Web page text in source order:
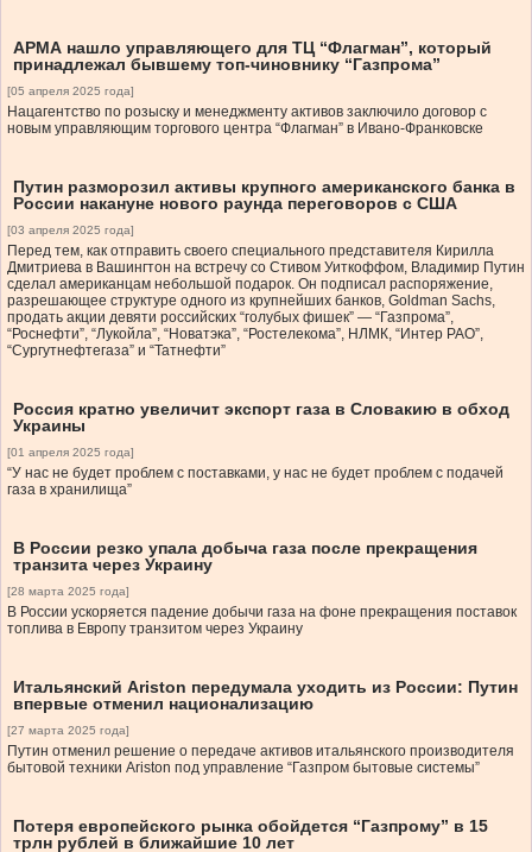
АРМА нашло управляющего для ТЦ “Флагман”, который
принадлежал бывшему топ-чиновнику “Газпрома”
[05 апреля 2025 года]
Нацагентство по розыску и менеджменту активов заключило договор с
новым управляющим торгового центра “Флагман” в Ивано-Франковске
Путин разморозил активы крупного американского банка в
России накануне нового раунда переговоров с США
[03 апреля 2025 года]
Перед тем, как отправить своего специального представителя Кирилла
Дмитриева в Вашингтон на встречу со Стивом Уиткоффом, Владимир Путин
сделал американцам небольшой подарок. Он подписал распоряжение,
разрешающее структуре одного из крупнейших банков, Goldman Sachs,
продать акции девяти российских “голубых фишек” — “Газпрома”,
“Роснефти”, “Лукойла”, “Новатэка”, “Ростелекома”, НЛМК, “Интер РАО”,
“Сургутнефтегаза” и “Татнефти”
Россия кратно увеличит экспорт газа в Словакию в обход
Украины
[01 апреля 2025 года]
“У нас не будет проблем с поставками, у нас не будет проблем с подачей
газа в хранилища”
В России резко упала добыча газа после прекращения
транзита через Украину
[28 марта 2025 года]
В России ускоряется падение добычи газа на фоне прекращения поставок
топлива в Европу транзитом через Украину
Итальянский Ariston передумала уходить из России: Путин
впервые отменил национализацию
[27 марта 2025 года]
Путин отменил решение о передаче активов итальянского производителя
бытовой техники Ariston под управление “Газпром бытовые системы”
Потеря европейского рынка обойдется “Газпрому” в 15
трлн рублей в ближайшие 10 лет